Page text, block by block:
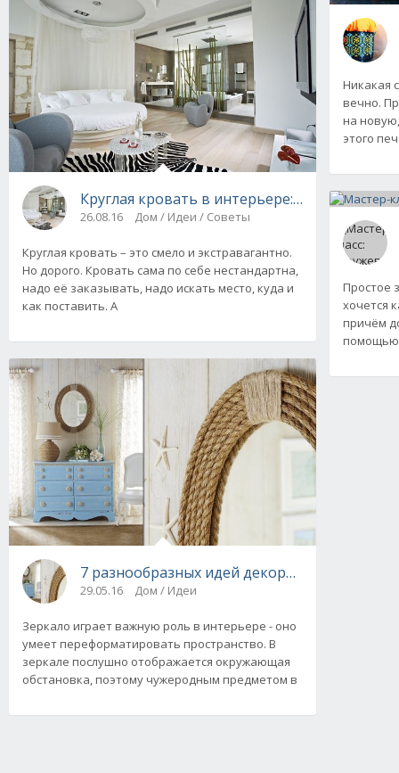
Круглая кровать в интерьере: плюсы и
26.08.16 Дом / Идеи / Советы
Круглая кровать – это смело и экстравагантно.
Но дорого. Кровать сама по себе нестандартна,
надо её заказывать, надо искать место, куда и
как поставить. А
7 разнообразных идей декора рам для
29.05.16 Дом / Идеи
Зеркало играет важную роль в интерьере - оно
умеет переформатировать пространство. В
зеркале послушно отображается окружающая
обстановка, поэтому чужеродным предметом в
Никакая
вечно.
на
этого
Простое
хочется
причём
помощью